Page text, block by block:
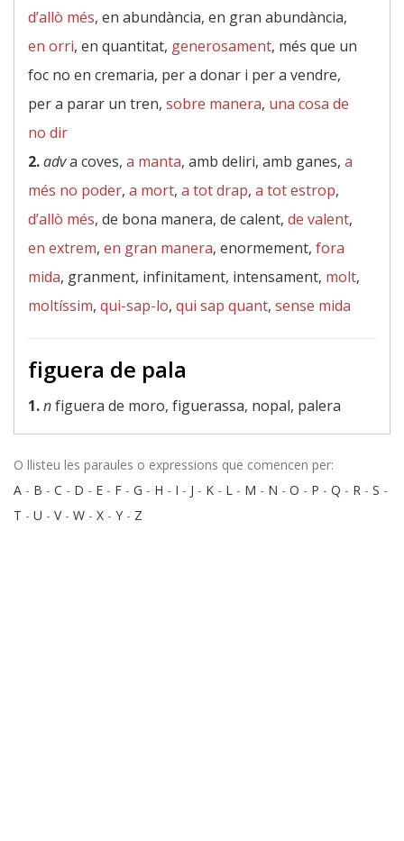
d’allò més, en abundància, en gran abundància,
en orri, en quantitat, generosament, més que un
foc no en cremaria, per a donar i per a vendre,
per a parar un tren, sobre manera, una cosa de
no dir
2.adva coves, a manta, amb deliri, amb ganes, a
més no poder, a mort, a tot drap, a tot estrop,
d’allò més, de bona manera, de calent, de valent,
en extrem, en gran manera, enormement, fora
mida, granment, infinitament, intensament, molt,
moltíssim, qui-sap-lo, qui sap quant, sense mida
figuera de pala
1.nfiguera de moro, figuerassa, nopal, palera
O llisteu les paraules o expressions que comencen per:
A - B - C - D - E - F - G - H - I - J - K - L - M - N - O - P - Q - R - S -
T - U - V- W - X - Y - Z